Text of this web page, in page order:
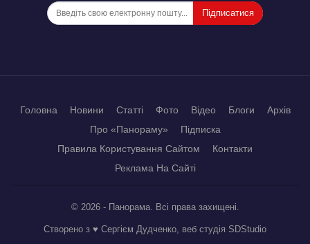
Підписатися
Головна Новини Статті Фото Відео Блоги
Архів
Про «Панораму»
Підписка
Правила Користування Сайтом
Контакти
Реклама На Сайті
© 2026 - Панорама. Всі права захищені.
Створено з ♥ Сергієм Дудченко, веб студія SDStudio